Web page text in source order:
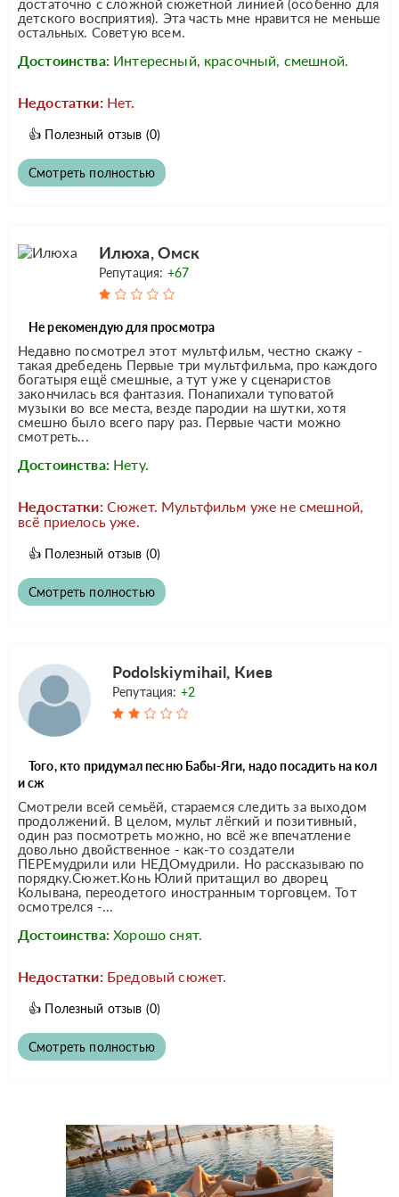
достаточно с сложной сюжетной линией (особенно для
детского восприятия). Эта часть мне нравится не меньше
остальных. Советую всем.
Достоинства: Интересный, красочный, смешной.
Недостатки: Нет.
👍 Полезный отзыв (0)
Смотреть полностью
Илюха, Омск
Репутация: +67
Не рекомендую для просмотра
Недавно посмотрел этот мультфильм, честно скажу -
такая дребедень Первые три мультфильма, про каждого
богатыря ещё смешные, а тут уже у сценаристов
закончилась вся фантазия. Понапихали туповатой
музыки во все места, везде пародии на шутки, хотя
смешно было всего пару раз. Первые части можно
смотреть...
Достоинства: Нету.
Недостатки: Сюжет. Мультфильм уже не смешной,
всё приелось уже.
👍 Полезный отзыв (0)
Смотреть полностью
Podolskiymihail, Киев
Репутация: +2
Того, кто придумал песню Бабы-Яги, надо посадить на кол
и сж
Смотрели всей семьёй, стараемся следить за выходом
продолжений. В целом, мульт лёгкий и позитивный,
один раз посмотреть можно, но всё же впечатление
довольно двойственное - как-то создатели
ПЕРЕмудрили или НЕДОмудрили. Но рассказываю по
порядку.Сюжет.Конь Юлий притащил во дворец
Колывана, переодетого иностранным торговцем. Тот
осмотрелся -...
Достоинства: Хорошо снят.
Недостатки: Бредовый сюжет.
👍 Полезный отзыв (0)
Смотреть полностью